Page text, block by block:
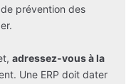
prévention des
adressez-vous à la
Une ERP doit dater